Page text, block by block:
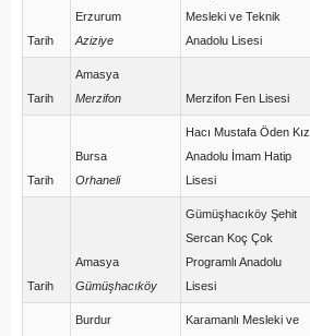
Tarih
Erzurum
Aziziye
Mesleki ve Teknik
Anadolu Lisesi
Tarih
Amasya
Merzifon
Merzifon Fen Lisesi
Tarih
Bursa
Orhaneli
Hacı Mustafa Öden Kız
Anadolu İmam Hatip
Lisesi
Tarih
Amasya
Gümüşhacıköy
Gümüşhacıköy Şehit
Sercan Koç Çok
Programlı Anadolu
Lisesi
Burdur
Karamanlı Mesleki ve